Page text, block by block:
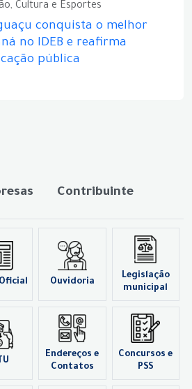
Cultura e Esportes
conquista o melhor
no IDEB e reafirma
pública
Contribuinte
Ouvidoria
Legislação
municipal
Endereços e
Contatos
Concursos e
PSS